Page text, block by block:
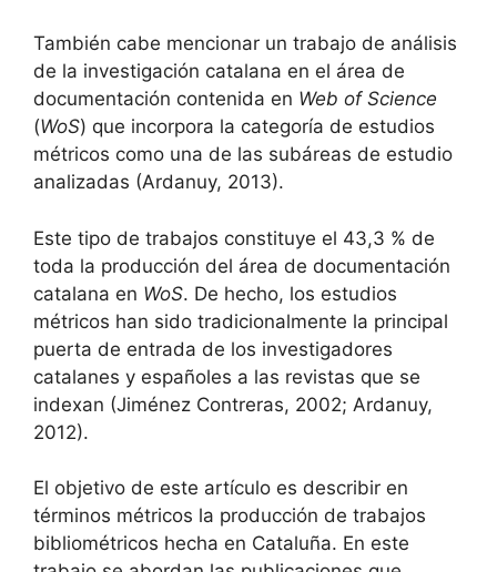
También cabe mencionar un trabajo de análisis
de la investigación catalana en el área de
documentación contenida en Web of Science
(WoS) que incorpora la categoría de estudios
métricos como una de las subáreas de estudio
analizadas (Ardanuy, 2013).
Este tipo de trabajos constituye el 43,3 % de
toda la producción del área de documentación
catalana en WoS. De hecho, los estudios
métricos han sido tradicionalmente la principal
puerta de entrada de los investigadores
catalanes y españoles a las revistas que se
indexan (Jiménez Contreras, 2002; Ardanuy,
2012).
El objetivo de este artículo es describir en
términos métricos la producción de trabajos
bibliométricos hecha en Cataluña. En este